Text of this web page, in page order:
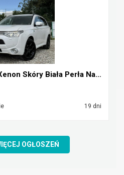
Mitsubishi Outlander Xenon Skóry Biała Perła Navi ...
19 dni
OGŁOSZEŃ